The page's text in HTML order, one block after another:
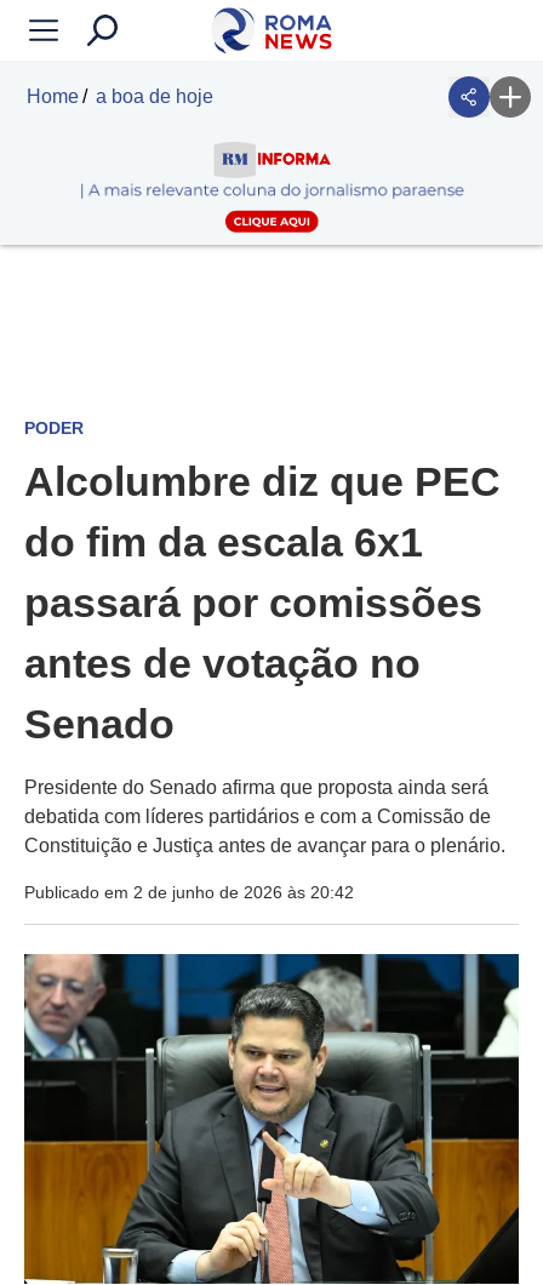
Home a boa de hoje
PODER
Alcolumbre diz que PEC
do fim da escala 6x1
passará por comissões
antes de votação no
Senado
Presidente do Senado afirma que proposta ainda será
debatida com líderes partidários e com a Comissão de
Constituição e Justiça antes de avançar para o plenário.
Publicado em 2 de junho de 2026 às 20:42